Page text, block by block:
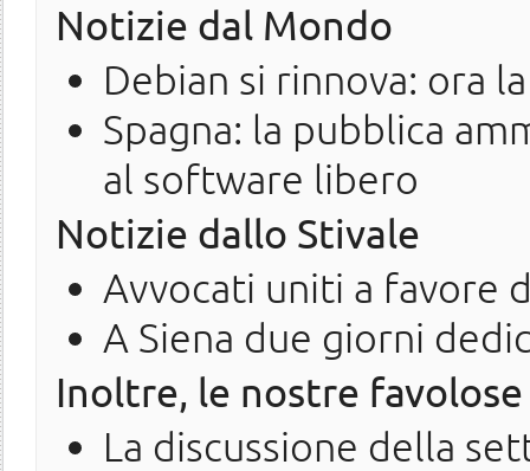
Notizie dal Mondo
Debian si rinnova: ora
Spagna: la pubblica
al software libero
Notizie dallo Stivale
Avvocati uniti a favore
A Siena due giorni
Inoltre, le nostre
La discussione della